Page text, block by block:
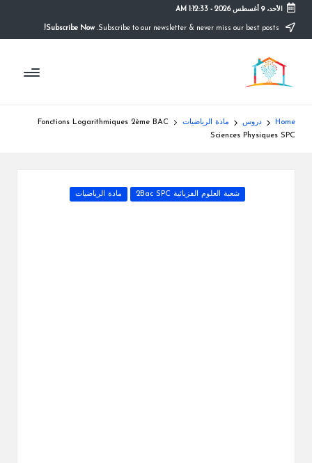
content
الأحد، 9 أغسطس 2026 -
1:12:34 AM
Subscribe Now!
م
و
ق
ع
التعليم
الصريح
Home دروس مادة الرياضيات
Fonctions Logarithmiques 2ème BAC
Sciences Physiques SPC
Posted
شعبة العلوم الفزيائية 2Bac SPC مادة الرياضيات